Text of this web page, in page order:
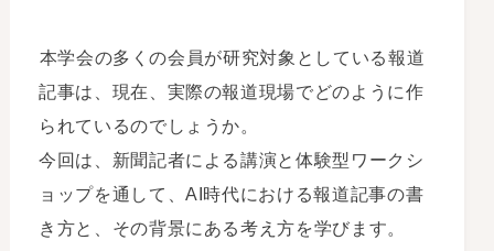
本学会の多くの会員が研究対象としている報道
記事は、現在、実際の報道現場でどのように作
られているのでしょうか。
今回は、新聞記者による講演と体験型ワークシ
ョップを通して、AI時代における報道記事の書
き方と、その背景にある考え方を学びます。